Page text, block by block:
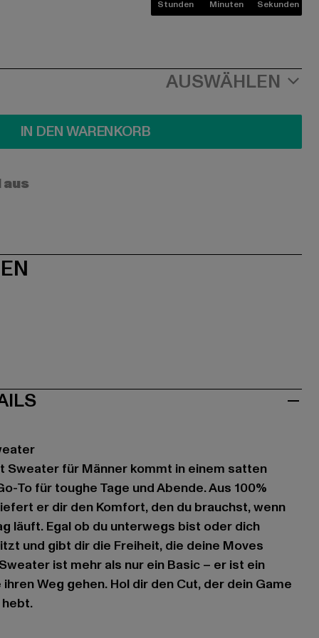
Stunden Minuten Sekunden
AUSWÄHLEN
IN DEN WARENKORB
Sweater für Männer kommt in einem satten
To für toughe Tage und Abende. Aus 100%
er dir den Komfort, den du brauchst, wenn
läuft. Egal ob du unterwegs bist oder dich
und gibt dir die Freiheit, die deine Moves
ist mehr als nur ein Basic – er ist ein
Weg gehen. Hol dir den Cut, der dein Game